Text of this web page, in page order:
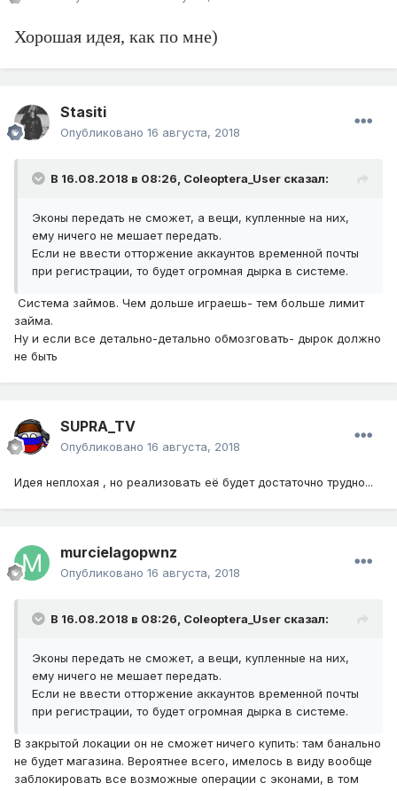
Хорошая идея, как по мне)
Stasiti
Опубликовано 16 августа, 2018
В 16.08.2018 в 08:26, Coleoptera_User сказал:
Эконы передать не сможет, а вещи, купленные на них,
ему ничего не мешает передать.
Если не ввести отторжение аккаунтов временной почты
при регистрации, то будет огромная дырка в системе.
Система займов. Чем дольше играешь- тем больше лимит
займа.
Ну и если все детально-детально обмозговать- дырок должно
не быть
SUPRA_TV
Опубликовано 16 августа, 2018
Идея неплохая , но реализовать её будет достаточно трудно...
murcielagopwnz
Опубликовано 16 августа, 2018
В 16.08.2018 в 08:26, Coleoptera_User сказал:
Эконы передать не сможет, а вещи, купленные на них,
ему ничего не мешает передать.
Если не ввести отторжение аккаунтов временной почты
при регистрации, то будет огромная дырка в системе.
В закрытой локации он не сможет ничего купить: там банально
не будет магазина. Вероятнее всего, имелось в виду вообще
заблокировать все возможные операции с эконами, в том